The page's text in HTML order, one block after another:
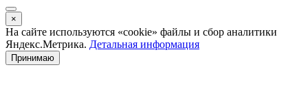
×
На сайте используются «cookie» файлы и сбор аналитики
Яндекс.Метрика. Детальная информация
Принимаю